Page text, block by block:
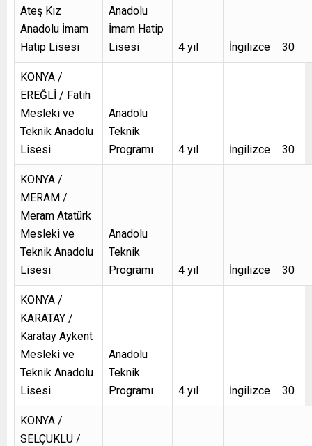
Ateş Kız
Anadolu İmam
Hatip Lisesi
Anadolu
İmam Hatip
Lisesi
4 yıl İngilizce 30
KONYA /
EREĞLİ / Fatih
Mesleki ve
Teknik Anadolu
Lisesi
Anadolu
Teknik
Programı
4 yıl İngilizce 30
KONYA /
MERAM /
Meram Atatürk
Mesleki ve
Teknik Anadolu
Lisesi
Anadolu
Teknik
Programı
4 yıl İngilizce 30
KONYA /
KARATAY /
Karatay Aykent
Mesleki ve
Teknik Anadolu
Lisesi
Anadolu
Teknik
Programı
4 yıl İngilizce 30
KONYA /
SELÇUKLU /